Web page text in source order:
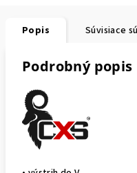
Popis Súvisiace
Podrobný popis